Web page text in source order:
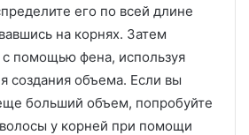
его по всей длине
на корнях. Затем
помощью фена, используя
создания объема. Если вы
больший объем, попробуйте
у корней при помощи